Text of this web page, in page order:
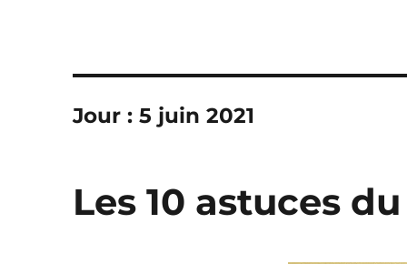
Jour :5 juin 2021
Les 10 astuces